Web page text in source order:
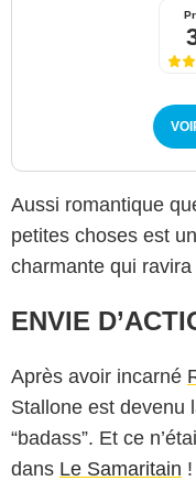
Aussi romantique
petites choses est
charmante qui
ENVIE
Après avoir incarné
Stallone est devenu
“badass”. Et ce
dans Le Samaritain !